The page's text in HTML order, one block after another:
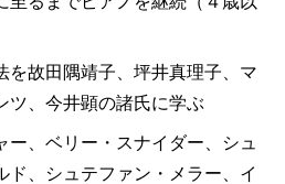
を故田隅靖子、坪井真理子、マ
ツ、今井顕の諸氏に学ぶ
ー、ベリー・スナイダー、シュ
ド、シュテファン・メラー、イ